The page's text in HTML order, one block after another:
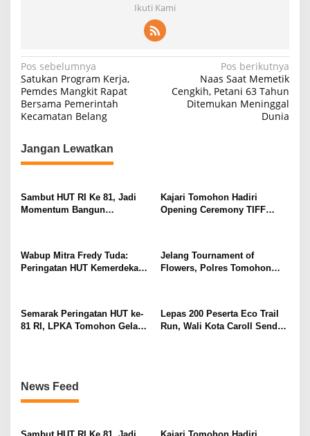
Ikuti Kami
N
a
v
g
a
i
s
Pos sebelumnya
Satukan Program Kerja,
Pemdes Mangkit Rapat
Bersama Pemerintah
Kecamatan Belang
Pos berikutnya
Naas Saat Memetik
Cengkih, Petani 63 Tahun
Ditemukan Meninggal
Dunia
Jangan Lewatkan
Sambut HUT RI Ke 81, Jadi
Momentum Bangun
Kajari Tomohon Hadiri
Opening Ceremony TIFF
Wabup Mitra Fredy Tuda:
Peringatan HUT Kemerdekaan
Jelang Tournament of
Flowers, Polres Tomohon
Semarak Peringatan HUT ke-
81 RI, LPKA Tomohon Gelar
Lepas 200 Peserta Eco Trail
Run, Wali Kota Caroll Senduk
News Feed